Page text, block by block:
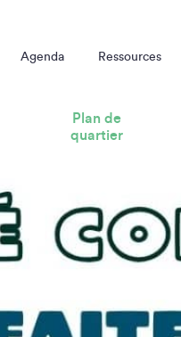
Agenda Ressources
Plan de
quartier